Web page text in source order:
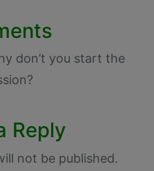
don’t you start the
Reply
not be published.